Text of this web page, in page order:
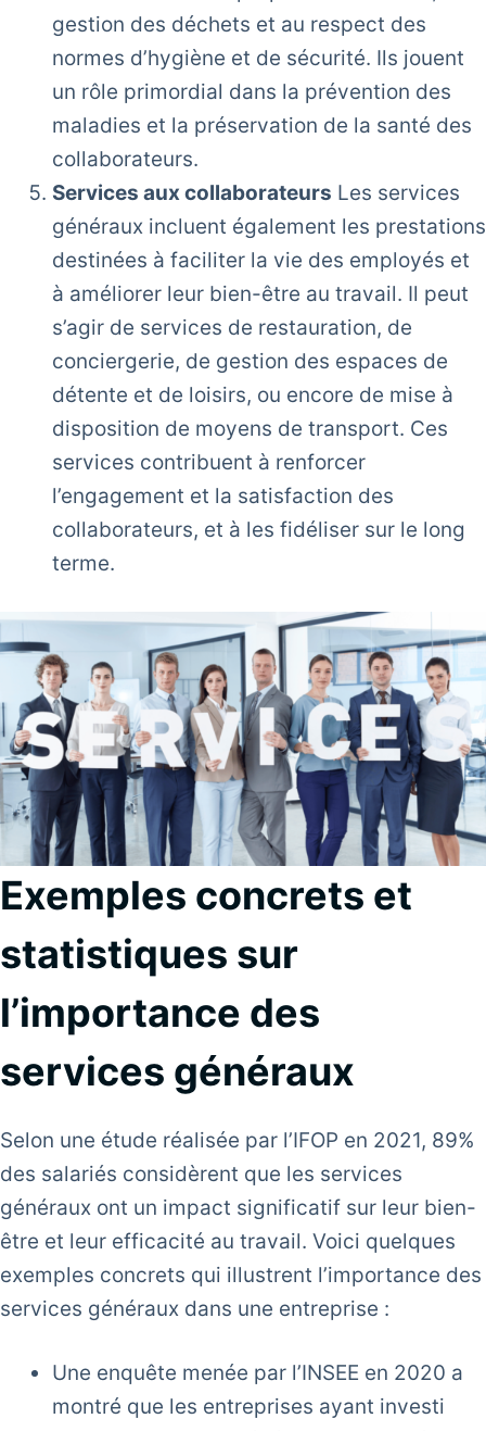
gestion des déchets et au respect des
normes d’hygiène et de sécurité. Ils jouent
un rôle primordial dans la prévention des
maladies et la préservation de la santé des
collaborateurs.
Services aux collaborateurs Les services
généraux incluent également les prestations
destinées à faciliter la vie des employés et
à améliorer leur bien-être au travail. Il peut
s’agir de services de restauration, de
conciergerie, de gestion des espaces de
détente et de loisirs, ou encore de mise à
disposition de moyens de transport. Ces
services contribuent à renforcer
l’engagement et la satisfaction des
collaborateurs, et à les fidéliser sur le long
terme.
Exemples concrets et
statistiques sur
l’importance des
services généraux
Selon une étude réalisée par l’IFOP en 2021, 89%
des salariés considèrent que les services
généraux ont un impact significatif sur leur bien-
être et leur efficacité au travail. Voici quelques
exemples concrets qui illustrent l’importance des
services généraux dans une entreprise :
Une enquête menée par l’INSEE en 2020 a
montré que les entreprises ayant investi